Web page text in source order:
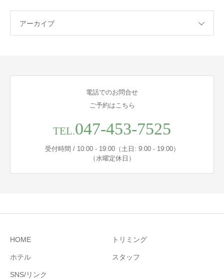
アーカイブ
電話でのお問合せ
ご予約はこちら
TEL.047-453-7525
受付時間 / 10:00 - 19:00（土日: 9:00 - 19:00）
（水曜定休日）
HOME トリミング
ホテル スタッフ
SNS/リンク